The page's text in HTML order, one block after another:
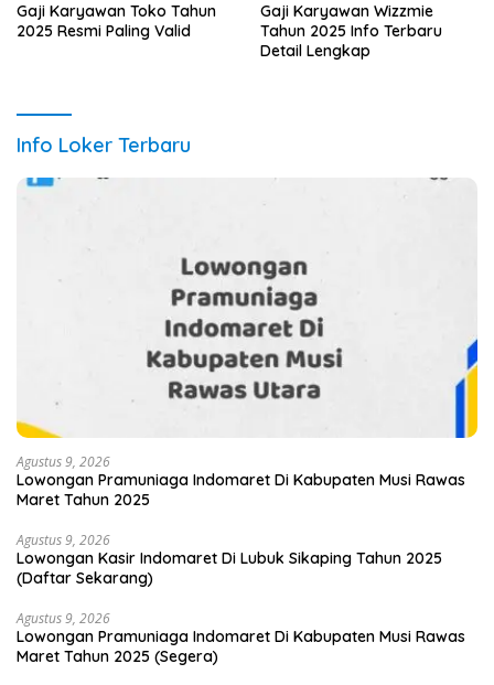
Gaji Karyawan Toko Tahun
2025 Resmi Paling Valid
Gaji Karyawan Wizzmie
Tahun 2025 Info Terbaru
Detail Lengkap
Info Loker Terbaru
Agustus 9, 2026
Lowongan Pramuniaga Indomaret Di Kabupaten Musi Rawas
Maret Tahun 2025
Agustus 9, 2026
Lowongan Kasir Indomaret Di Lubuk Sikaping Tahun 2025
(Daftar Sekarang)
Agustus 9, 2026
Lowongan Pramuniaga Indomaret Di Kabupaten Musi Rawas
Maret Tahun 2025 (Segera)